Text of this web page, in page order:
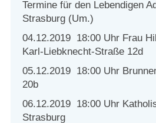
Wirtschaft
Willkommen in Strasburg
Strasburger Ehrenamtspreis
Termine für den Lebendigen
Strasburg (Um.)
04.12.2019 18:00 Uhr Frau
Karl-Liebknecht-Straße 12d
05.12.2019 18:00 Uhr
20b
06.12.2019 18:00 Uhr
Strasburg